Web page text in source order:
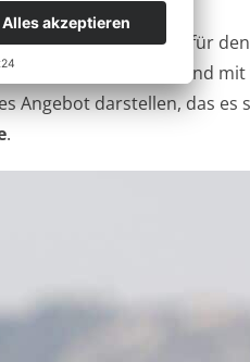
auch und vor allem für
auf vier volle Tage und
Angebot darstellen, das es
.